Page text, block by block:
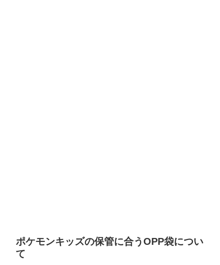
ポケモンキッズの保管に合うOPP袋につい
て